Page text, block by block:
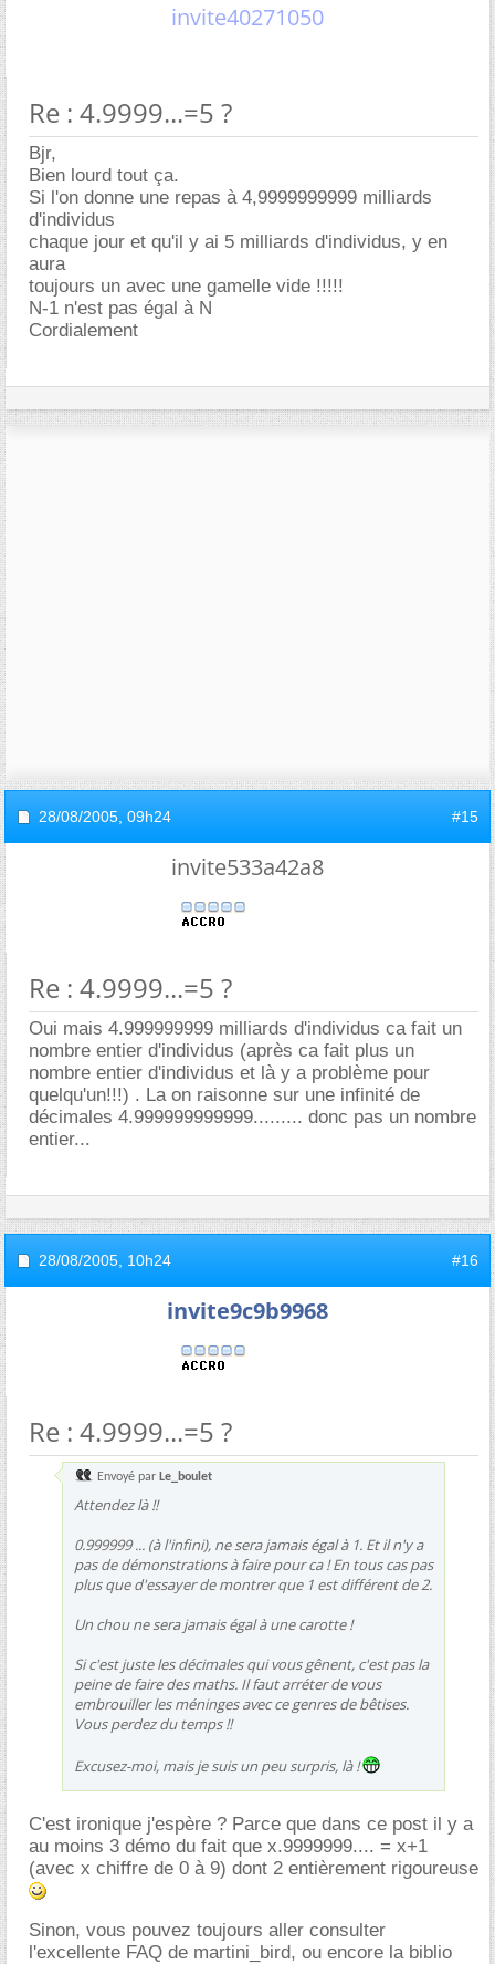
invite40271050
Re : 4.9999...=5 ?
Bjr,
Bien lourd tout ça.
Si l'on donne une repas à 4,9999999999 milliards
d'individus
chaque jour et qu'il y ai 5 milliards d'individus, y en
aura
toujours un avec une gamelle vide !!!!!
N-1 n'est pas égal à N
Cordialement
28/08/2005, 09h24 #15
invite533a42a8
Re : 4.9999...=5 ?
Oui mais 4.999999999 milliards d'individus ca fait un
nombre entier d'individus (après ca fait plus un
nombre entier d'individus et là y a problème pour
quelqu'un!!!) . La on raisonne sur une infinité de
décimales 4.999999999999......... donc pas un nombre
entier...
28/08/2005, 10h24 #16
invite9c9b9968
Re : 4.9999...=5 ?
Envoyé par Le_boulet
Attendez là !!
0.999999 ... (à l'infini), ne sera jamais égal à 1. Et il n'y a
pas de démonstrations à faire pour ca ! En tous cas pas
plus que d'essayer de montrer que 1 est différent de 2.
Un chou ne sera jamais égal à une carotte !
Si c'est juste les décimales qui vous gênent, c'est pas la
peine de faire des maths. Il faut arréter de vous
embrouiller les méninges avec ce genres de bêtises.
Vous perdez du temps !!
Excusez-moi, mais je suis un peu surpris, là !
C'est ironique j'espère ? Parce que dans ce post il y a
au moins 3 démo du fait que x.9999999.... = x+1
(avec x chiffre de 0 à 9) dont 2 entièrement rigoureuse
Sinon, vous pouvez toujours aller consulter
l'excellente FAQ de martini_bird, ou encore la biblio